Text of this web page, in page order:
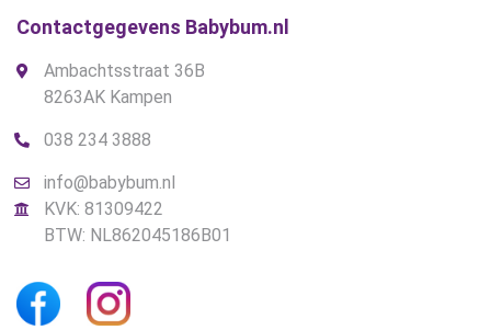
Contactgegevens Babybum.nl
Ambachtsstraat 36B
8263AK Kampen
038 234 3888
info@babybum.nl
KVK: 81309422
BTW: NL862045186B01